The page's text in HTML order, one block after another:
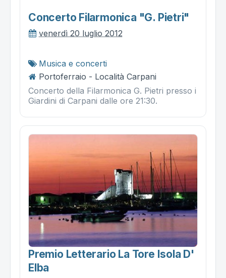
Concerto Filarmonica "g. Pietri"
venerdì 20 luglio 2012
Musica e concerti
Portoferraio - Località Carpani
Concerto della Filarmonica G. Pietri presso i
Giardini di Carpani dalle ore 21:30.
Premio Letterario La Tore Isola D'
Elba